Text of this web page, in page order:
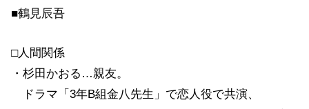
■鶴見辰吾
□人間関係
・杉田かおる…親友。
ドラマ「3年B組金八先生」で恋人役で共演、